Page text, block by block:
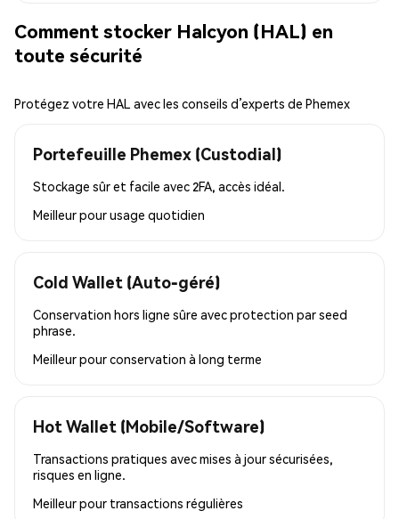
Comment stocker Halcyon (HAL) en
toute sécurité
Protégez votre HAL avec les conseils d’experts de Phemex
Portefeuille Phemex (Custodial)
Stockage sûr et facile avec 2FA, accès idéal.
Meilleur pourusage quotidien
Cold Wallet (Auto-géré)
Conservation hors ligne sûre avec protection par seed
phrase.
Meilleur pourconservation à long terme
Hot Wallet (Mobile/Software)
Transactions pratiques avec mises à jour sécurisées,
risques en ligne.
Meilleur pour transactions régulières